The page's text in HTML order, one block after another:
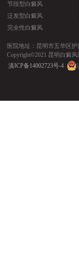
节段型白癜风
泛发型白癜风
完全性白癜风
医院地址：昆明市五华区护
Copyright©2021 昆明白癜风
滇ICP备14002723号-4